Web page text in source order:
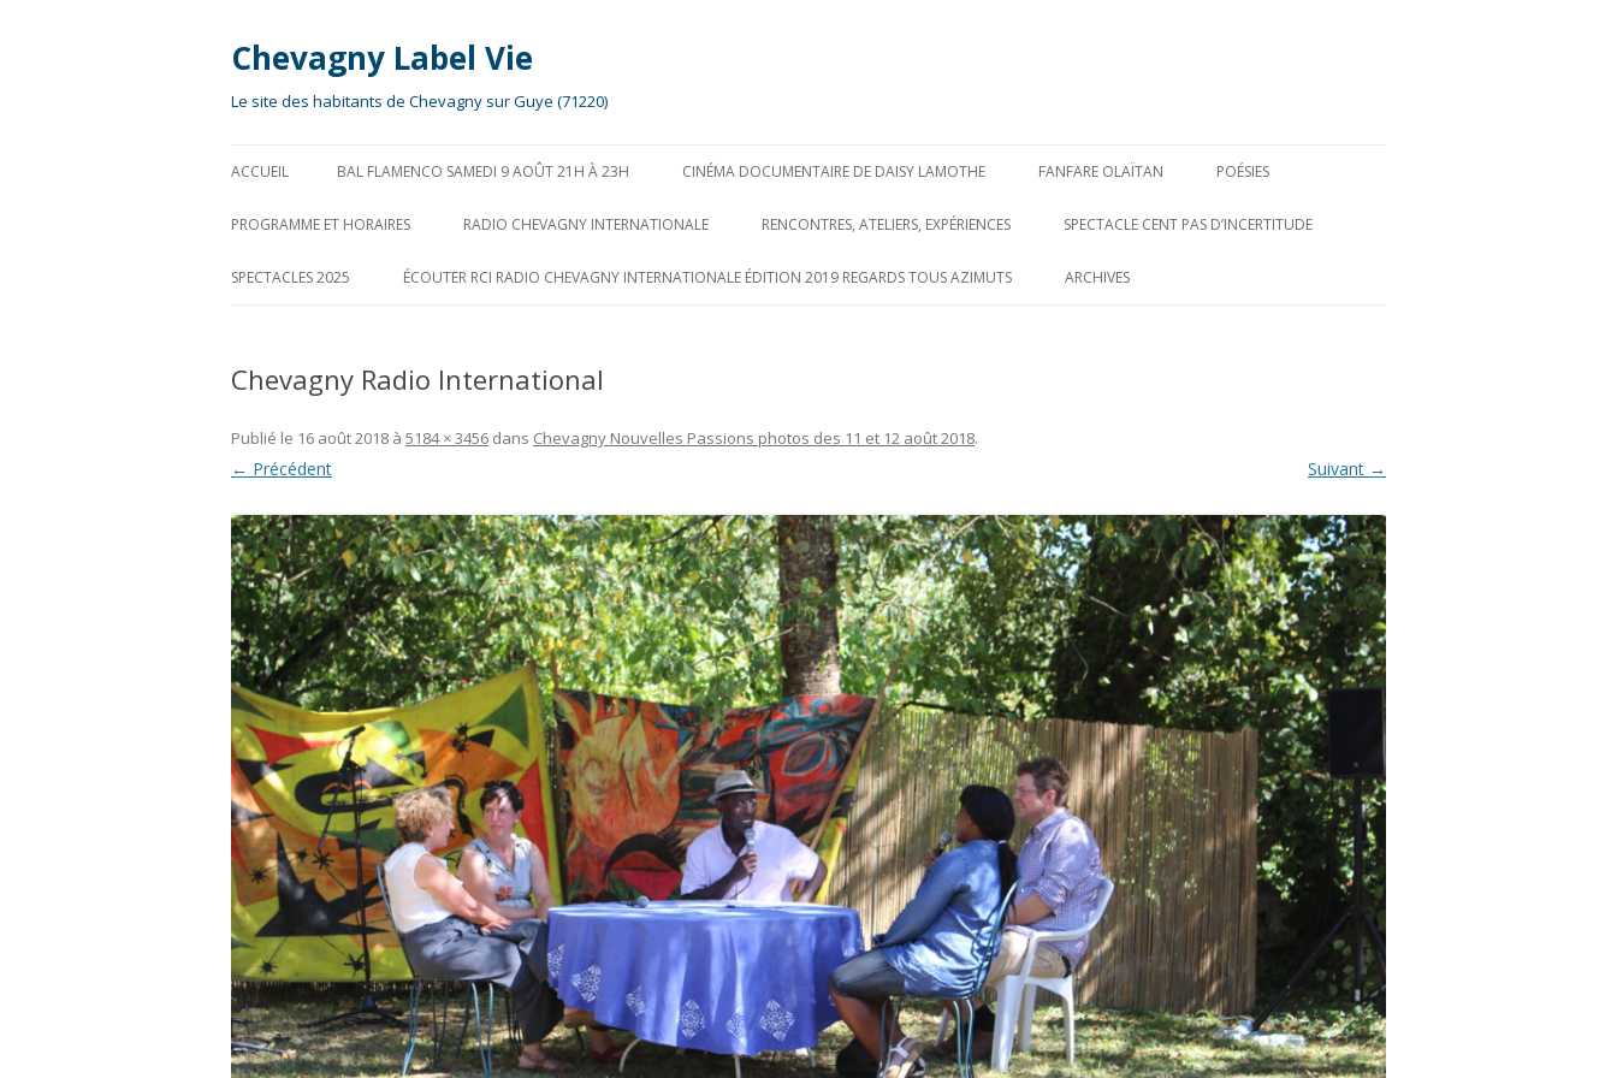
Chevagny Label Vie
Le site des habitants de Chevagny sur Guye (71220)
au
ACCUEIL BAL FLAMENCO SAMEDI 9 AOÛT 21H À 23H CINÉMA DOCUMENTAIRE DE DAISY LAMOTHE FANFARE OLAÏTAN POÉSIES
PROGRAMME ET HORAIRES RADIO CHEVAGNY INTERNATIONALE RENCONTRES, ATELIERS, EXPÉRIENCES SPECTACLE CENT PAS D’INCERTITUDE
SPECTACLES 2025 ÉCOUTER RCI RADIO CHEVAGNY INTERNATIONALE ÉDITION 2019 REGARDS TOUS AZIMUTS ARCHIVES
Chevagny Radio International
Publié le 16 août 2018 à 5184 × 3456 dans Chevagny Nouvelles Passions photos des 11 et 12 août 2018.
← Précédent Suivant →